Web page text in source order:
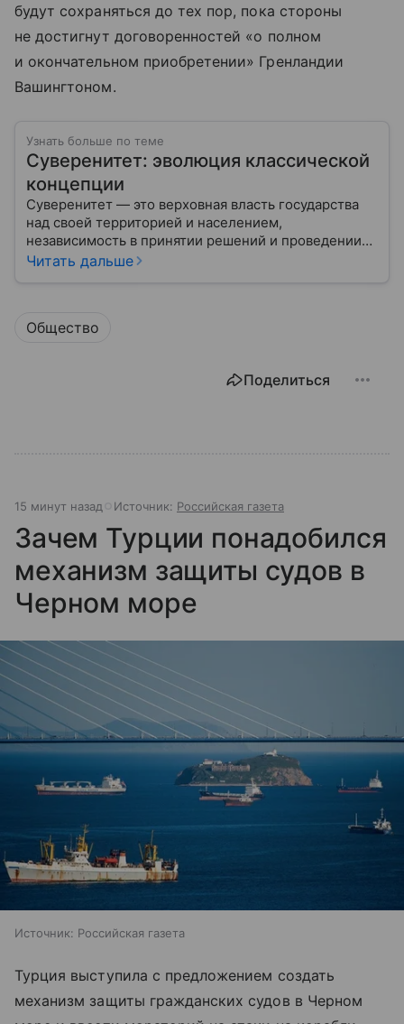
будут сохраняться до тех пор, пока стороны
не достигнут договоренностей «о полном
и окончательном приобретении» Гренландии
Вашингтоном.
Узнать больше по теме
Суверенитет: эволюция классической
концепции
Суверенитет — это верховная власть государства
над своей территорией и населением,
независимость в принятии решений и проведении
внешней политики.
Читать дальше
Общество
Поделиться
15 минут назад Источник: Российская газета
Зачем Турции понадобился
механизм защиты судов в
Черном море
Источник: Российская газета
Турция выступила с предложением создать
механизм защиты гражданских судов в Черном